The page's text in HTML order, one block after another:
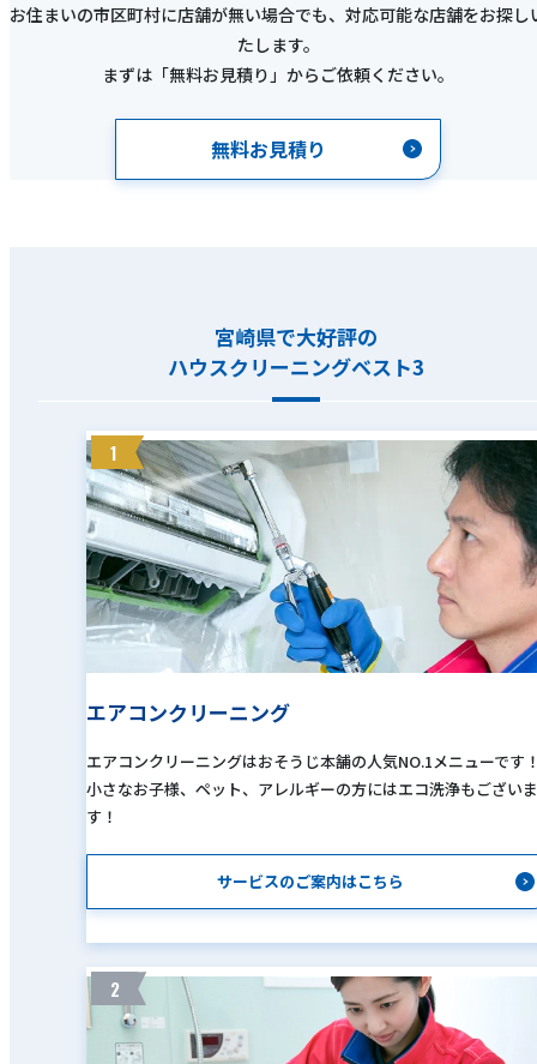
お住まいの市区町村に店舗が無い場合でも、対応可能な店舗をお探し
たします。
まずは「無料お見積り」からご依頼ください。
無料お見積り
宮崎県で大好評の
ハウスクリーニングベスト3
1
エアコンクリーニング
エアコンクリーニングはおそうじ本舗の人気NO.1メニューです
小さなお子様、ペット、アレルギーの方にはエコ洗浄もございま
す！
サービスのご案内はこちら
2